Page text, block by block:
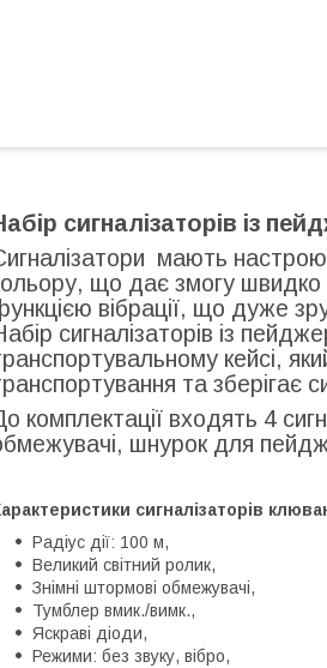
сигналізаторів із
мають
що дає змогу
вібрації, що дуже
сигналізаторів із
кейсі,
та зберігає
комплектації входять 4
шнурок для
сигналізаторів
Радіус дії: 100 м,
Великий світний ролик,
Знімні штормові обмежувачі,
Тумблер вмик./вимк.,
Яскраві діоди,
Режими: без звуку, вібро,